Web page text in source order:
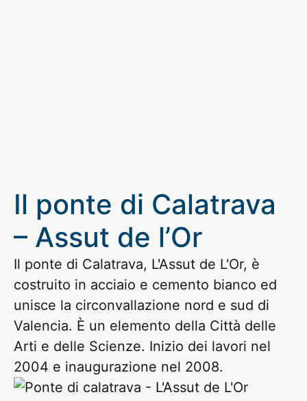
Il ponte di Calatrava
– Assut de l’Or
Il ponte di Calatrava, L'Assut de L'Or, è
costruito in acciaio e cemento bianco ed
unisce la circonvallazione nord e sud di
Valencia. È un elemento della Città delle
Arti e delle Scienze. Inizio dei lavori nel
2004 e inaugurazione nel 2008.